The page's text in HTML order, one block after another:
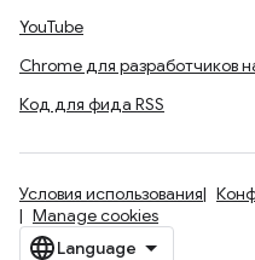
YouTube
Chrome для разработчиков
Код для фида RSS
Условия использования
Manage cookies